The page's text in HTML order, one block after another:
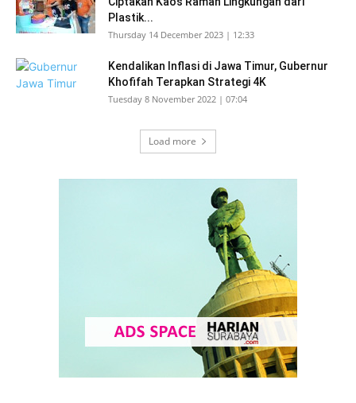
Plastik...
Thursday 14 December 2023 | 12:33
Kendalikan Inflasi di Jawa Timur, Gubernur
Khofifah Terapkan Strategi 4K
Tuesday 8 November 2022 | 07:04
Load more